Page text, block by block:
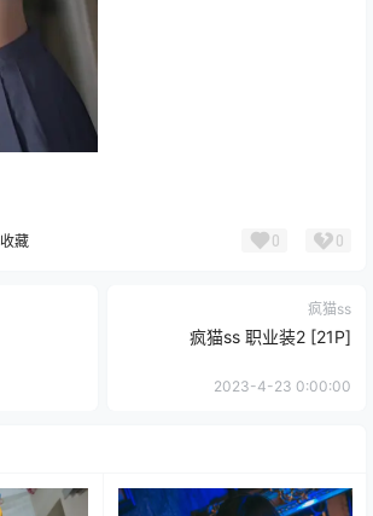
收藏 0 0
疯猫ss
疯猫ss 职业装2 [21P]
2023-4-23 0:00:00